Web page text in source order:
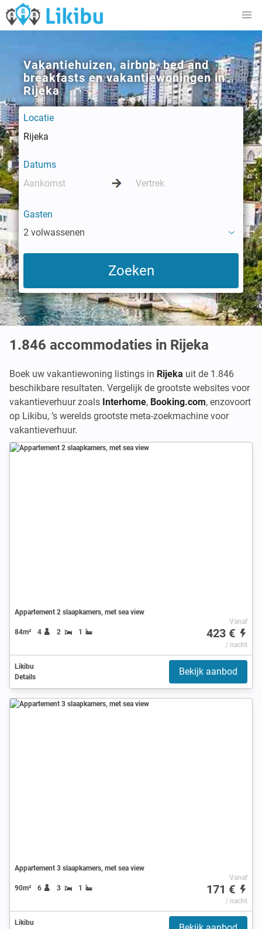
Vakantiehuizen, airbnb, bed and
breakfasts en vakantiewoningen in
Rijeka
Locatie
Datums
Gasten
2 volwassenen
1.846 accommodaties in Rijeka
Boek uw vakantiewoning listings in Rijeka uit de 1.846
beschikbare resultaten. Vergelijk de grootste websites voor
vakantieverhuur zoals Interhome, Booking.com, enzovoort
op Likibu, ’s werelds grootste meta-zoekmachine voor
vakantieverhuur.
Appartement 2 slaapkamers, met sea view
84m² 4 2 1
Vanaf
423 €
/ nacht
Likibu
Details
Bekijk aanbod
Appartement 3 slaapkamers, met sea view
90m² 6 3 1
Vanaf
171 €
/ nacht
Likibu